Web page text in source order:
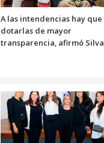
A las intendencias hay que
dotarlas de mayor
transparencia, afirmó Silva